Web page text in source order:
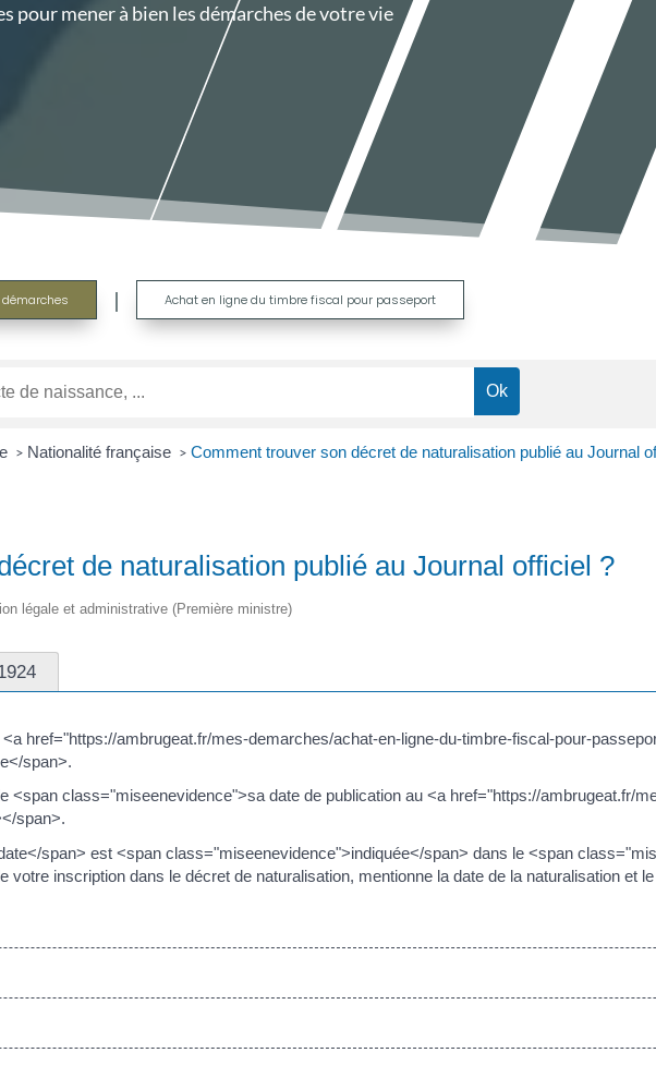
pour mener à bien les démarches de votre vie
démarches | Achat en ligne du timbre fiscal pour passeport
> Nationalité française > Comment trouver son décret de naturalisation publié au Journal
de naturalisation publié au Journal officiel ?
légale et administrative (Première ministre)
href="https://ambrugeat.fr/mes-demarches/achat-en-ligne-du-timbre-fiscal-pour-
span>.
<span class="miseenevidence">sa date de publication au <a href="https://ambrugeat.fr/
span>.
span> est <span class="miseenevidence">indiquée</span> dans le <span
inscription dans le décret de naturalisation, mentionne la date de la naturalisation et